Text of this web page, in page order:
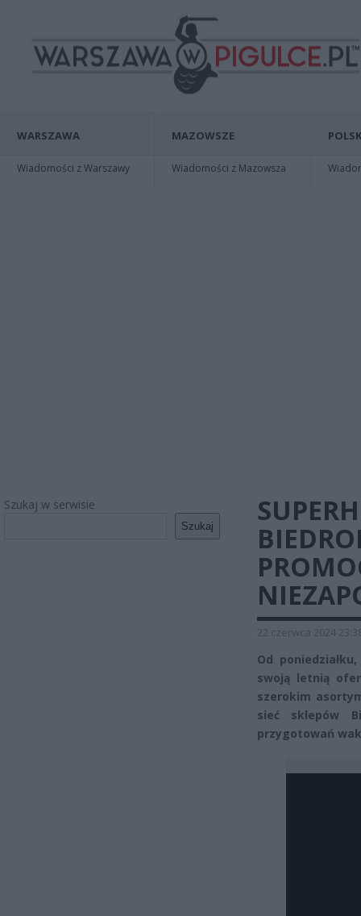
WARSZAWA
Wiadomości z Warszawy
MAZOWSZE
Wiadomości z Mazowsza
Szukaj w serwisie
Szukaj
22 czerwca 2024
Od
swoją letnią
szerokim
sieć sklepów
przygotowań